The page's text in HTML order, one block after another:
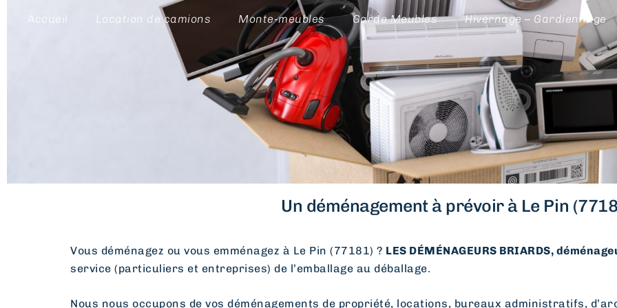
Accueil Location de camions Monte-meubles Garde Meubles Hivernage – Gardiennage
Un déménagement à prévoir à Le Pin
Vous déménagez ou vous emménagez à Le Pin (77181) ? LES DÉMÉNAGEURS BRIARDS,
service (particuliers et entreprises) de l’emballage au déballage.
Nous nous occupons de vos déménagements de propriété, locations, bureaux administratifs,